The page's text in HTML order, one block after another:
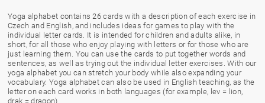
Yoga alphabet contains 26 cards with a description of each exercise in
Czech and English, and includes ideas for games to play with the
individual letter cards. It is intended for children and adults alike, in
short, for all those who enjoy playing with letters or for those who are
just learning them. You can use the cards to put together words and
sentences, as well as trying out the individual letter exercises. With our
yoga alphabet you can stretch your body while also expanding your
vocabulary. Yoga alphabet can also be used in English teaching, as the
letter on each card works in both languages (for example, lev = lion,
drak = dragon).